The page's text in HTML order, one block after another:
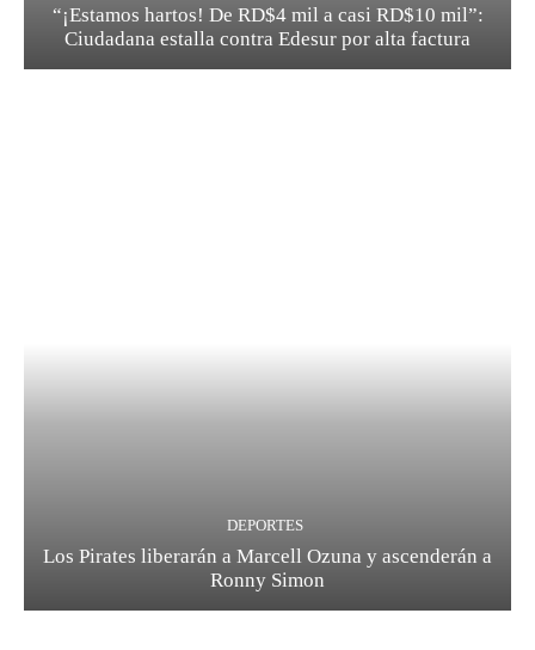
“¡Estamos hartos! De RD$4 mil a casi RD$10 mil”:
Ciudadana estalla contra Edesur por alta factura
DEPORTES
Los Pirates liberarán a Marcell Ozuna y ascenderán a
Ronny Simon